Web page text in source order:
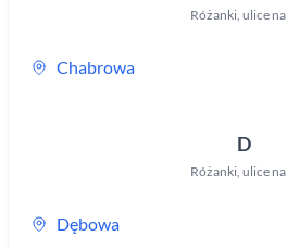
Różanki, ulice na
Chabrowa
D
Różanki, ulice na
Dębowa